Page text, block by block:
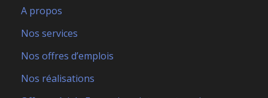
A propos
Nos services
Nos offres d’emplois
Nos réalisations